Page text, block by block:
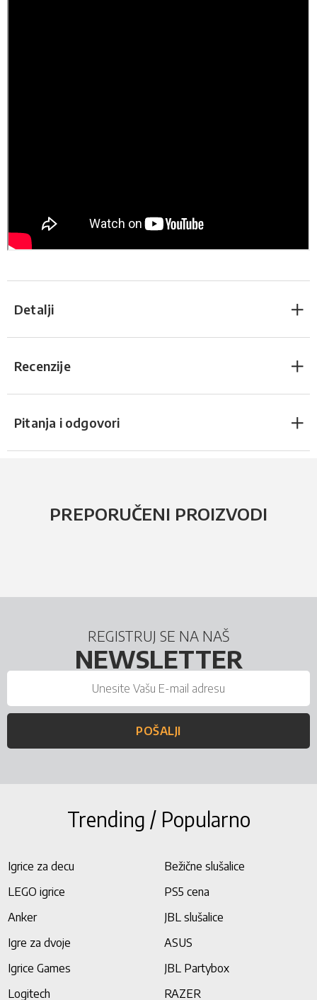
Detalji
Recenzije
Pitanja i odgovori
PREPORUČENI PROIZVODI
REGISTRUJ SE NA NAŠ
NEWSLETTER
POŠALJI
Trending / Popularno
Igrice za decu
Bežične slušalice
LEGO igrice
PS5 cena
Anker
JBL slušalice
Igre za dvoje
ASUS
Igrice Games
JBL Partybox
Logitech
RAZER